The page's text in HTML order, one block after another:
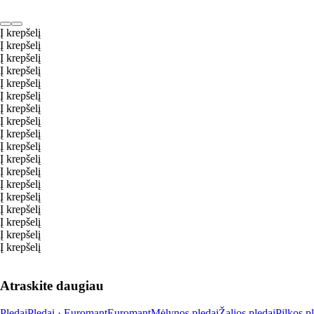
Į krepšelį
Į krepšelį
Į krepšelį
Į krepšelį
Į krepšelį
Į krepšelį
Į krepšelį
Į krepšelį
Į krepšelį
Į krepšelį
Į krepšelį
Į krepšelį
Į krepšelį
Į krepšelį
Į krepšelį
Į krepšelį
Į krepšelį
Į krepšelį
Atraskite daugiau